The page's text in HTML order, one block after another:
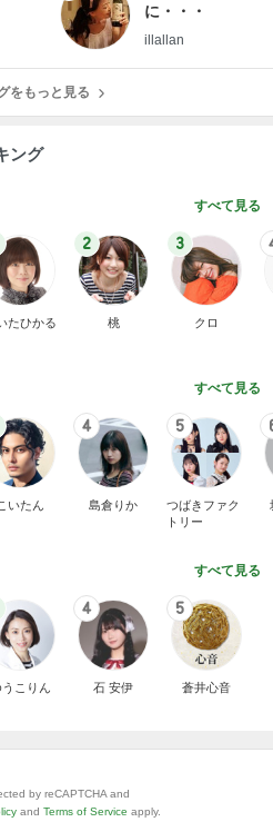
に・・・
illallan
をもっと見る
ング
すべて見る
たひかる
2
桃
3
クロ
すべて見る
いたん
4
島倉りか
5
つばきファク
トリー
すべて見る
うこりん
4
石 安伊
5
蒼井心音
by reCAPTCHA and
and Terms of Service apply.